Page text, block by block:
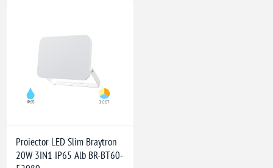
Proiector LED Slim Braytron
20W 3IN1 IP65 Alb BR-BT60-